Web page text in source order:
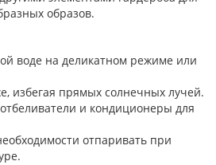
образов.
воде на деликатном режиме или
избегая прямых солнечных лучей.
и кондиционеры для
отпаривать при